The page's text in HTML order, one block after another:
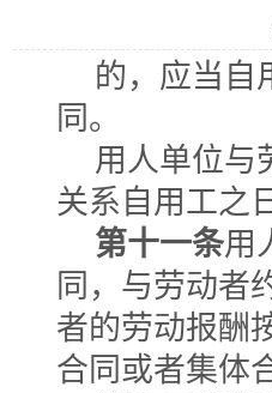
的，应当自
同。
用人单位与
关系自用工之
第十一条用
同，与劳动者
者的劳动报酬
合同或者集体